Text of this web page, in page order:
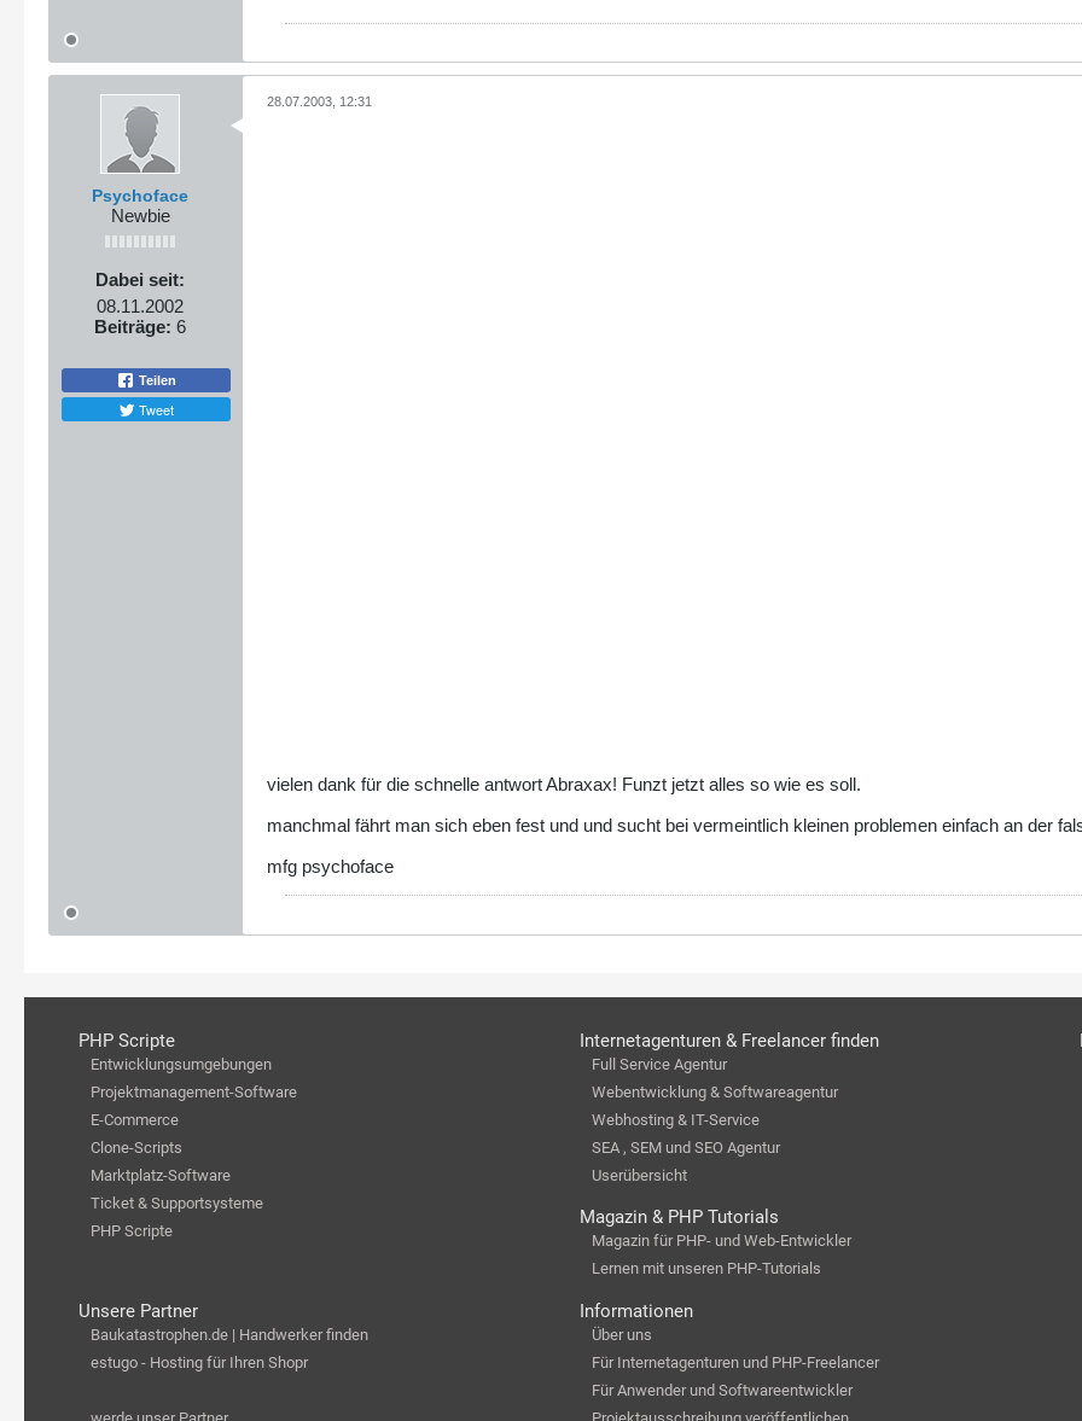
Psychoface
Newbie
Dabei seit:
08.11.2002
Beiträge: 6
Teilen
Tweet
28.07.2003, 12:31
vielen dank für die schnelle antwort Abraxax! Funzt jetzt alles so wie es soll.
manchmal fährt man sich eben fest und und sucht bei vermeintlich kleinen problemen einfach an der
mfg psychoface
PHP Scripte
Entwicklungsumgebungen
Projektmanagement-Software
E-Commerce
Clone-Scripts
Marktplatz-Software
Ticket & Supportsysteme
PHP Scripte
Internetagenturen & Freelancer finden
Full Service Agentur
Webentwicklung & Softwareagentur
Webhosting & IT-Service
SEA , SEM und SEO Agentur
Userübersicht
Magazin & PHP Tutorials
Magazin für PHP- und Web-Entwickler
Lernen mit unseren PHP-Tutorials
Unsere Partner
Baukatastrophen.de | Handwerker finden
estugo - Hosting für Ihren Shopr
Informationen
Über uns
Für Internetagenturen und PHP-Freelancer
Für Anwender und Softwareentwickler